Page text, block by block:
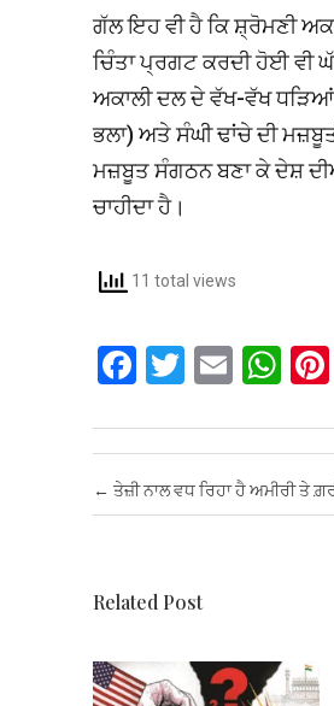
ਗੱਲ ਇਹ ਵੀ ਹੈ ਕਿ ਸ਼੍ਰੋਮਣੀ
ਚਿੰਤਾ ਪ੍ਰਗਟ ਕਰਦੀ ਹੋਈ ਵੀ
ਅਕਾਲੀ ਦਲ ਦੇ ਵੱਖ-ਵੱਖ ਧੜਿਆਂ
ਭਲਾ) ਅਤੇ ਸੰਘੀ ਢਾਂਚੇ ਦੀ
ਮਜ਼ਬੂਤ ਸੰਗਠਨ ਬਣਾ ਕੇ ਦੇਸ਼
ਚਾਹੀਦਾ ਹੈ।
11 total views
F
ce
b
o
k
T
tt
er
E
ail
W
at
s
A
Post navigation
← ਤੇਜ਼ੀ ਨਾਲ ਵਧ ਰਿਹਾ ਹੈ ਅਮੀਰੀ ਤੇ
Related Post